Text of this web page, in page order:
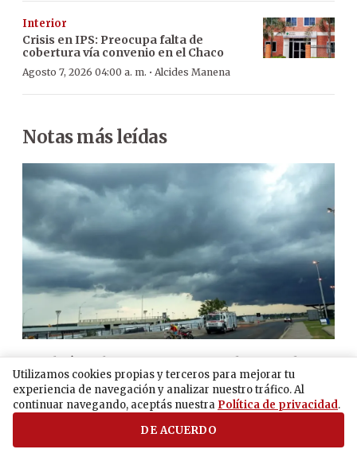
Interior
Crisis en IPS: Preocupa falta de
cobertura vía convenio en el Chaco
Agosto 7, 2026 04:00 a. m. · Alcides Manena
Notas más leídas
El frío vuelve a Paraguay con un descenso de
hasta 10°C: ¿Cuándo y por cuánto tiempo?
matar a su hermana y enterrar cuerpo
Utilizamos cookies propias y terceros para mejorar tu
experiencia de navegación y analizar nuestro tráfico. Al
continuar navegando, aceptás nuestra Política de privacidad.
DE ACUERDO